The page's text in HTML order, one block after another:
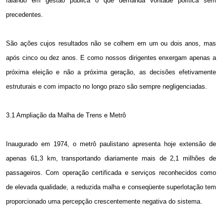
precedentes.
São ações cujos resultados não se colhem em um ou dois anos, mas
após cinco ou dez anos. E como nossos dirigentes enxergam apenas a
próxima eleição e não a próxima geração, as decisões efetivamente
estruturais e com impacto no longo prazo são sempre negligenciadas.
3.1 Ampliação da Malha de Trens e Metrô
Inaugurado em 1974, o metrô paulistano apresenta hoje extensão de
apenas 61,3 km, transportando diariamente mais de 2,1 milhões de
passageiros. Com operação certificada e serviços reconhecidos como
de elevada qualidade, a reduzida malha e conseqüente superlotação tem
proporcionado uma percepção crescentemente negativa do sistema.